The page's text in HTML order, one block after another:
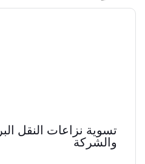
تسوية نزاعات النقل
والشركة